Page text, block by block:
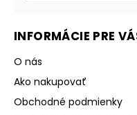
INFORMÁCIE PRE
O nás
Ako nakupovať
Obchodné podmienky